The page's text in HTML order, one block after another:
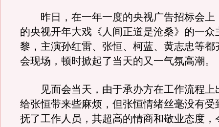
昨日，在一年一度的央视广告招标会上
的央视开年大戏《人间正道是沧桑》的一众
黎，主演孙红雷、张恒、柯蓝、黄志忠等都
会现场，顿时掀起了当天的又一气氛高潮。
见面会当天，由于承办方在工作流程上
给张恒带来些麻烦，但张恒情绪丝毫没有受
抚了工作人员，其超高的情商和敬业态度，